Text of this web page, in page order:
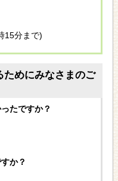
15分まで)
ためにみなさまのご
たですか？
か？